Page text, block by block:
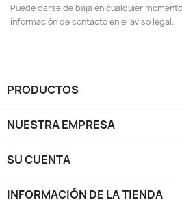
Puede darse de baja en cualquier
información de contacto en el aviso legal.
PRODUCTOS
NUESTRA EMPRESA
SU CUENTA
INFORMACIÓN DE LA TIENDA